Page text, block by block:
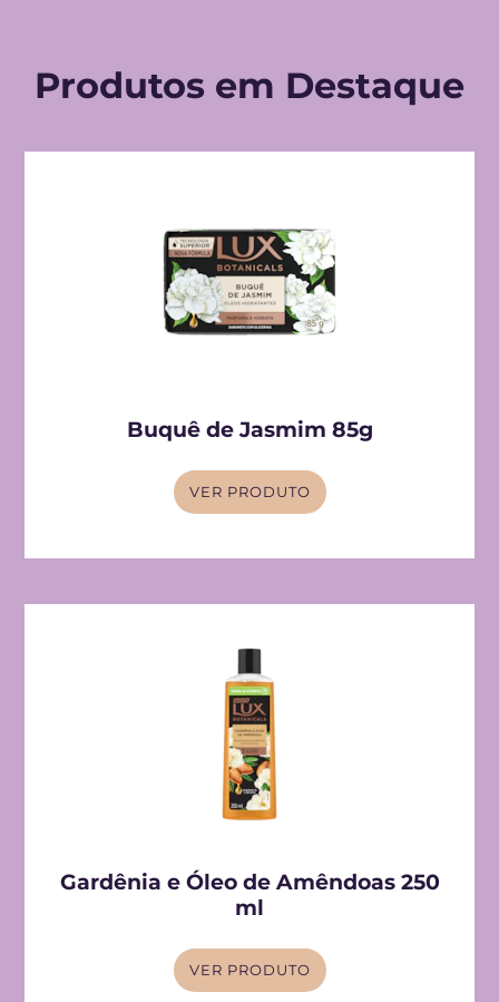
Produtos em Destaque
Buquê de Jasmim 85g
VER PRODUTO
Gardênia e Óleo de Amêndoas 250
ml
VER PRODUTO